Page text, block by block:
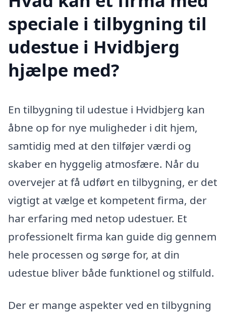
speciale i tilbygning til
udestue i Hvidbjerg
hjælpe med?
En tilbygning til udestue i Hvidbjerg kan
åbne op for nye muligheder i dit hjem,
samtidig med at den tilføjer værdi og
skaber en hyggelig atmosfære. Når du
overvejer at få udført en tilbygning, er det
vigtigt at vælge et kompetent firma, der
har erfaring med netop udestuer. Et
professionelt firma kan guide dig gennem
hele processen og sørge for, at din
udestue bliver både funktionel og stilfuld.
Der er mange aspekter ved en tilbygning